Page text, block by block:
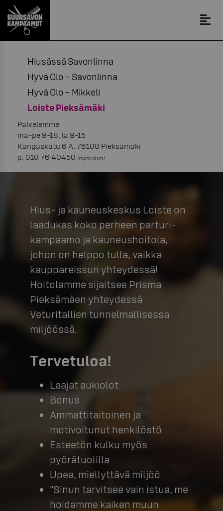
Hiusässä Savonlinna
Hyvä Olo – Savonlinna
Hyvä Olo – Mikkeli
Loiste Pieksämäki
Palvelemme
ma-pe 9-18, la 9-15
Kangaskatu 6 A, 76100 Pieksämäki
p. 010 76 40450 (mpm/pvm)
Hius- ja kauneuskeskus Loiste on
laadukas koko perheen parturi-
kampaamo ja kauneushoitola,
johon on helppo tulla, vaikka
kauppareissun yhteydessä!
Hoitolamme sijaitsee Prisma
Pieksämäen yhteydessä
Veturitallien tunnelmallisessa
miljöössä.
Tervetuloa!
Laajat aukiolot
Bonus
Ammattitaitoinen ja
motivoitunut henkilöstö
Esteetön kulku myös
pyörätuolilla
Upea, miellyttävä miljöö
”Sinun tarvitsee vain istua, me
hoidamme kaiken muun